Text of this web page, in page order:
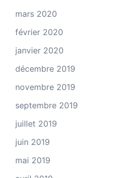
mars 2020
février 2020
janvier 2020
décembre 2019
novembre 2019
septembre 2019
juillet 2019
juin 2019
mai 2019